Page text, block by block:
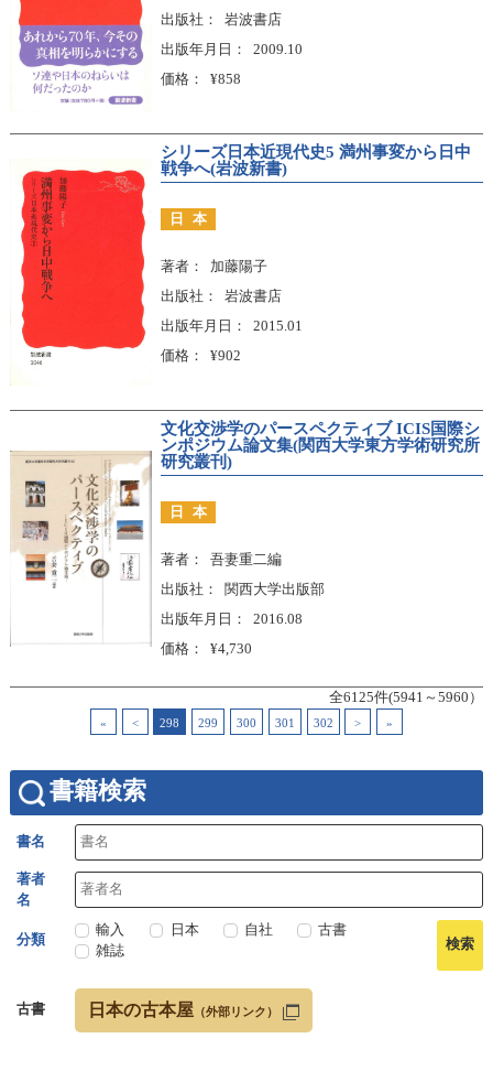
出版社
岩波書店
出版年月日
2009.10
価格
¥858
シリーズ日本近現代史5 満州事変から日中
戦争へ(岩波新書)
日本
著者
加藤陽子
出版社
岩波書店
出版年月日
2015.01
価格
¥902
文化交渉学のパースペクティブ ICIS国際シ
ンポジウム論文集(関西大学東方学術研究所
研究叢刊)
日本
著者
吾妻重二編
出版社
関西大学出版部
出版年月日
2016.08
価格
¥4,730
全6125件(5941～5960）
« < 298 299 300 301 302 > »
書籍検索
書名
著者
名
分類
輸入 日本 自社
古書
雑誌
古書 日本の古本屋 （外部リンク）